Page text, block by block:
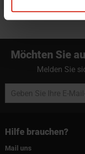
Möchten Sie
Melden Sie
Hilfe brauchen?
Mail uns